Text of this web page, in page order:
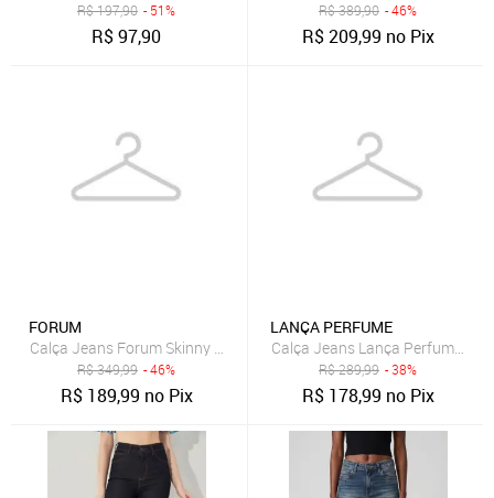
R$197,90 - 51%
R$97,90
R$389,90 - 46%
R$209,99 no Pix
FORUM
Calça Jeans Forum Skinny Maria Azul-Marinho
R$349,99 - 46%
R$ 189,99 no Pix
LANÇA PERFUME
R$289,99 - 38%
R$ 178,99 no Pix